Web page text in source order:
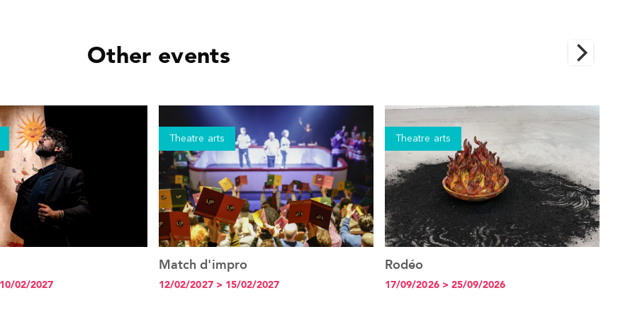
Other events
02/2027
Theatre arts
See the event
Match d'impro
12/02/2027 > 15/02/2027
Theatre arts
Rodéo
17/09/2026 > 25/09/2026